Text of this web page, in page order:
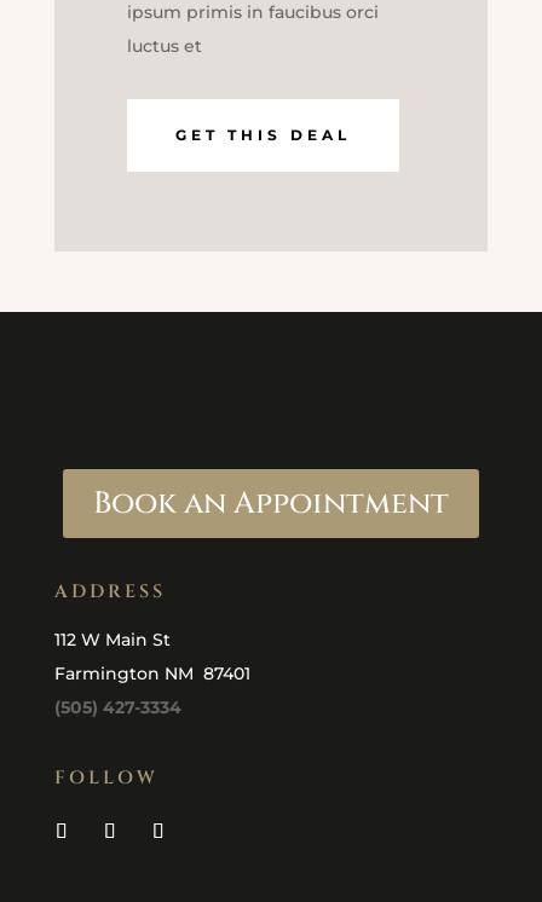
ipsum primis in faucibus orci
luctus et
GET THIS DEAL
Book an Appointment
ADDRESS
112 W Main St
Farmington NM 87401
(505) 427-3334
FOLLOW